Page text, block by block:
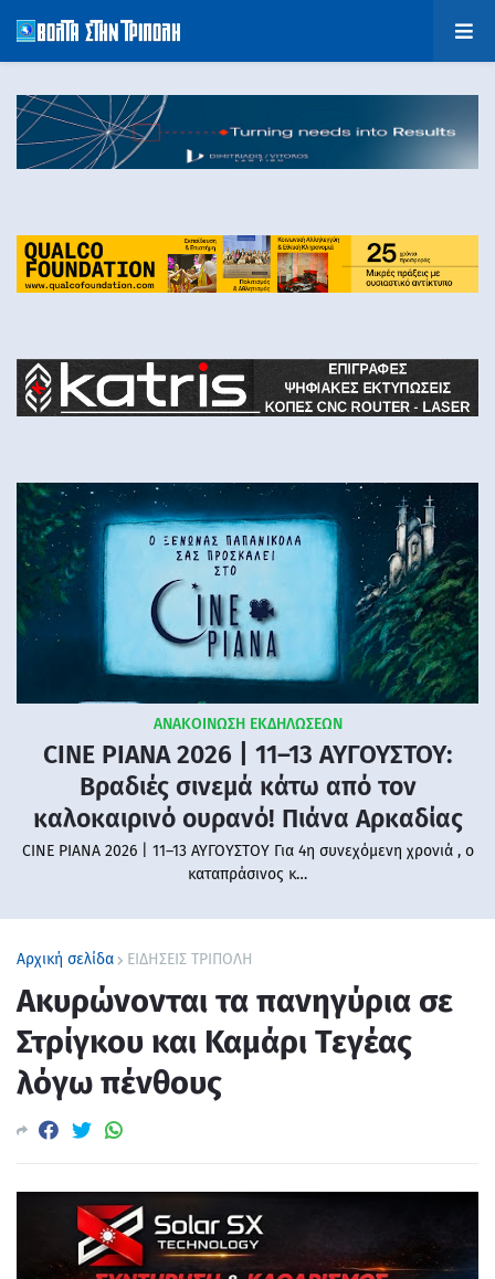
ΑΝΑΚΟΙΝΩΣΗ ΕΚΔΗΛΩΣΕΩΝ
CINE PIANA 2026 | 11–13 ΑΥΓΟΥΣΤΟΥ:
Βραδιές σινεμά κάτω από τον
καλοκαιρινό ουρανό! Πιάνα Αρκαδίας
CINE PIANA 2026 | 11–13 ΑΥΓΟΥΣΤΟΥ Για 4η συνεχόμενη χρονιά , ο
καταπράσινος κ…
Αρχική σελίδα ΕΙΔΗΣΕΙΣ ΤΡΙΠΟΛΗ
Ακυρώνονται τα πανηγύρια σε
Στρίγκου και Καμάρι Τεγέας
λόγω πένθους